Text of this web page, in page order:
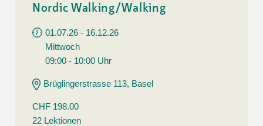
Nordic Walking/Walking
01.07.26 - 16.12.26
Mittwoch
09:00 - 10:00 Uhr
Brüglingerstrasse 113, Basel
CHF 198.00
22 Lektionen